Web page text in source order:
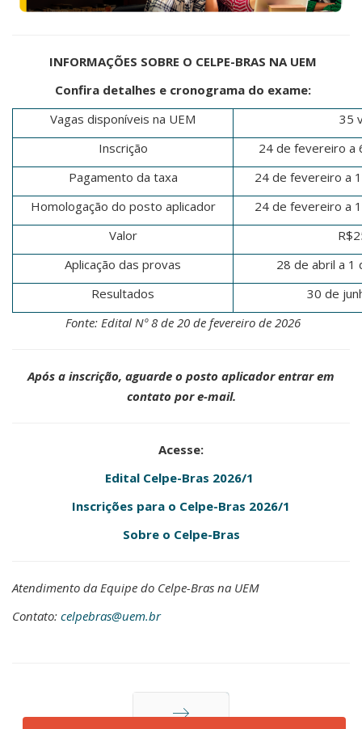
INFORMAÇÕES SOBRE O CELPE-BRAS NA UEM
Confira detalhes e cronograma do exame:
Vagas disponíveis na UEM
35
Inscrição
24 de fevereiro a
Pagamento da taxa
24 de fevereiro a
Homologação do posto aplicador
24 de fevereiro a
Valor
Aplicação das provas
28 de abril a 1
Resultados
30 de
Fonte: Edital Nº 8 de 20 de fevereiro de 2026
Após a inscrição, aguarde o posto aplicador entrar em
contato por e-mail.
Acesse:
Edital Celpe-Bras 2026/1
Inscrições para o Celpe-Bras 2026/1
Sobre o Celpe-Bras
Atendimento da Equipe do Celpe-Bras na UEM
Contato: celpebras@uem.br